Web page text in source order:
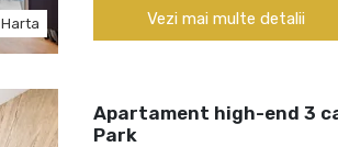
Harta Vezi mai multe detalii
Apartament high-end 3
Park